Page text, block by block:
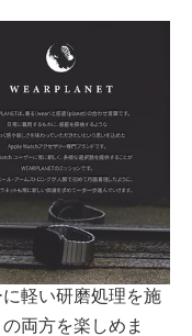
軽い研磨処理を施
両方を楽しめま